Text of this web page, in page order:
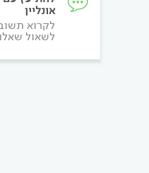
אונליין
לקרוא
לשאול